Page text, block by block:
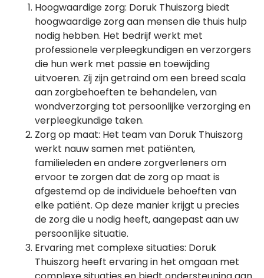
Hoogwaardige zorg: Doruk Thuiszorg biedt
hoogwaardige zorg aan mensen die thuis hulp
nodig hebben. Het bedrijf werkt met
professionele verpleegkundigen en verzorgers
die hun werk met passie en toewijding
uitvoeren. Zij zijn getraind om een breed scala
aan zorgbehoeften te behandelen, van
wondverzorging tot persoonlijke verzorging en
verpleegkundige taken.
Zorg op maat: Het team van Doruk Thuiszorg
werkt nauw samen met patiënten,
familieleden en andere zorgverleners om
ervoor te zorgen dat de zorg op maat is
afgestemd op de individuele behoeften van
elke patiënt. Op deze manier krijgt u precies
de zorg die u nodig heeft, aangepast aan uw
persoonlijke situatie.
Ervaring met complexe situaties: Doruk
Thuiszorg heeft ervaring in het omgaan met